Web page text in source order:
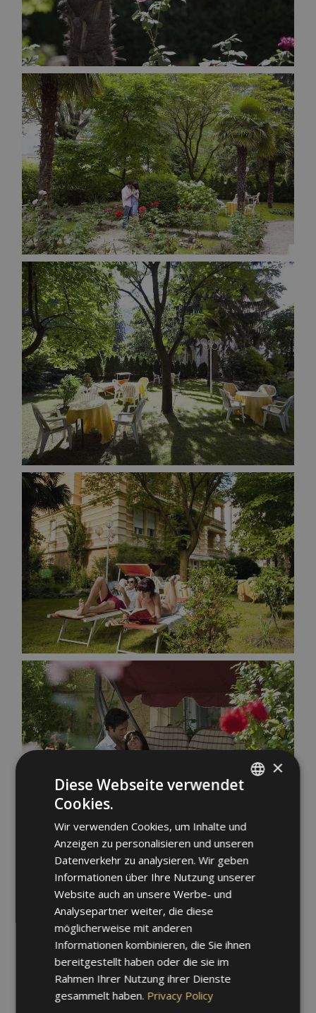
GERMAN
×
Diese Webseite verwendet
Cookies.
Wir verwenden Cookies, um Inhalte und
Anzeigen zu personalisieren und unseren
Datenverkehr zu analysieren. Wir geben
Informationen über Ihre Nutzung unserer
Website auch an unsere Werbe- und
Analysepartner weiter, die diese
möglicherweise mit anderen
Informationen kombinieren, die Sie ihnen
bereitgestellt haben oder die sie im
Rahmen Ihrer Nutzung ihrer Dienste
gesammelt haben. Privacy Policy